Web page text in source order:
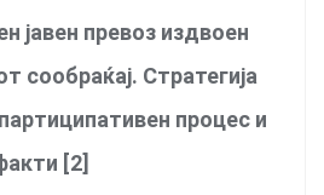
јавен превоз издвоен
сообраќај. Стратегија
процес и
[2]